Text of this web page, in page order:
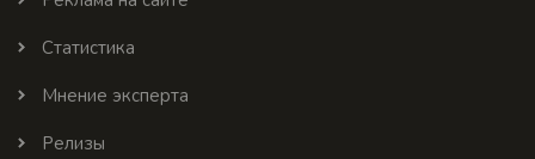
Статистика
Мнение эксперта
Релизы